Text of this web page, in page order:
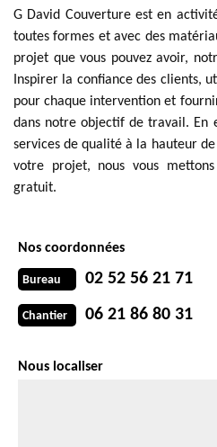
G David Couverture est en
toutes formes et avec des
projet que vous pouvez avoir,
Inspirer la confiance des clients,
pour chaque intervention et
dans notre objectif de travail. En
services de qualité à la hauteur
votre projet, nous vous
gratuit.
Nos coordonnées
Bureau 02 52 56 21 71
Chantier 06 21 86 80 31
Nous localiser